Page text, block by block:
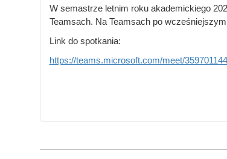
W semastrze letnim roku akademickiego
Teamsach. Na Teamsach po
Link do spotkania:
https://teams.microsoft.com/meet/